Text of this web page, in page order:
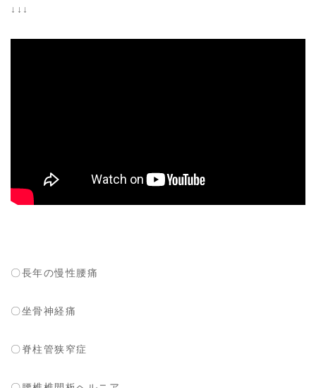
↓↓↓
〇長年の慢性腰痛
〇坐骨神経痛
〇脊柱管狭窄症